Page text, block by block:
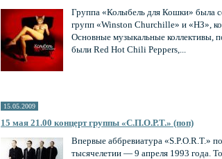
Группа «Колыбель для Кошки» была
групп «Winston Churchille» и «НЗ»,
Основные музыкальные коллективы,
были Red Hot Chili Peppers,...
15.05.2009
15 мая 21.00 концерт группы «С.П.О.Р.Т.» (поп)
Впервые аббревиатура «S.P.O.R.T.»
тысячелетии — 9 апреля 1993 года.